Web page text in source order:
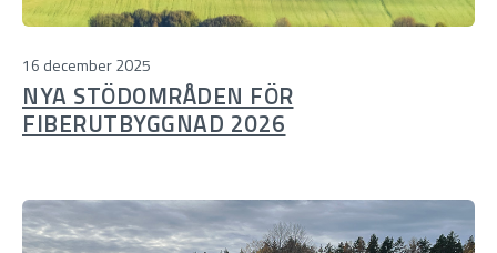
16 december 2025
NYA STÖDOMRÅDEN FÖR
FIBERUTBYGGNAD 2026